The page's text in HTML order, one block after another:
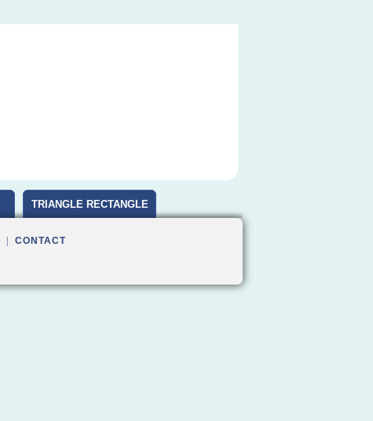
TRIANGLE RECTANGLE
CONTACT